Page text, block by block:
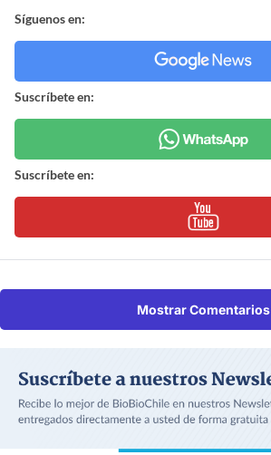
Síguenos en:
Suscríbete en:
Suscríbete en:
Mostrar Comentarios